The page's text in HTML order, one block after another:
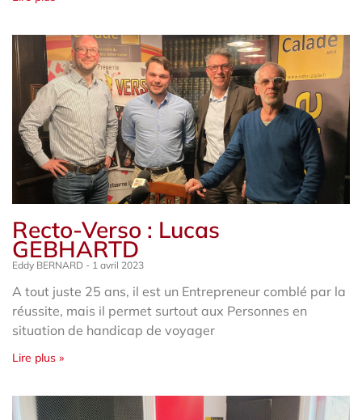
Recto-Verso : Lucas
GEBHARTD
Eddy BERNARD 1 avril 2023
A tout juste 25 ans, il est un Entrepreneur comblé par la
réussite, mais il permet surtout aux Personnes en
situation de handicap de voyager
Lire plus »